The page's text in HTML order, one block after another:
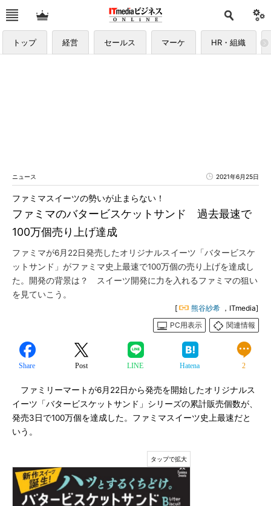
トップ 経営 セールス マーケ HR・組織
ニュース 2021年6月25日
ファミマのバタービスケットサンド 過去最速で
100万個売り上げ達成
ファミマスイーツの勢いが止まらない！
ファミマが6月22日発売したオリジナルスイーツ「バタービスケ
ットサンド」がファミマ史上最速で100万個の売り上げを達成し
た。開発の背景は？ スイーツ開発に力を入れるファミマの狙い
を見ていこう。
[ 熊谷紗希 ，ITmedia]
PC用表示
関連情報
Share Post LINE Hatena 2
ファミリーマートが6月22日から発売を開始したオリジナルス
イーツ「バタービスケットサンド」シリーズの累計販売個数が、
発売3日で100万個を達成した。ファミマスイーツ史上最速だと
いう。